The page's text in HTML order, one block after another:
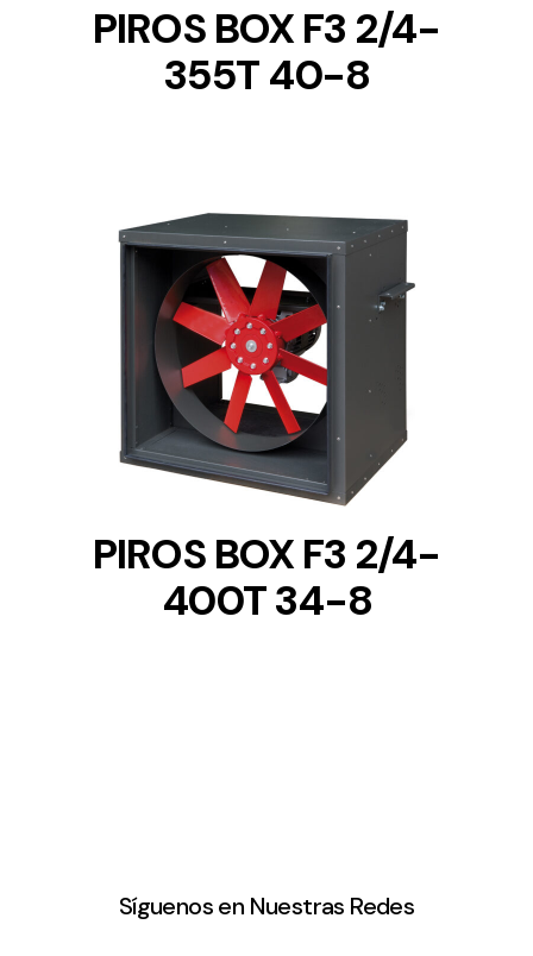
PIROS BOX F3 2/4-
355T 40-8
DETAILS
PIROS BOX F3 2/4-
400T 34-8
Síguenos en Nuestras Redes